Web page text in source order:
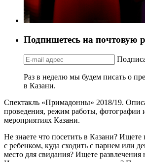
Подпишетесь на почтовую
Раз в неделю мы будем писать о
в Казани.
Спектакль «Примадонны» 2018/19.
проведения, режим работы, фотографии
мероприятиях Казани.
Не знаете что посетить в Казани? Ищете
с ребенком, куда сходить с парнем или
место для свидания? Ищете